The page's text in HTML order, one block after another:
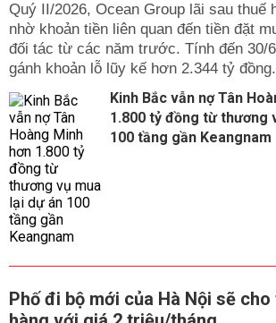
Quý II/2026, Ocean Group lãi sau thuế
nhờ khoản tiền liên quan đến tiền đặt
đối tác từ các năm trước. Tính đến 30/
gánh khoản lỗ lũy kế hơn 2.344 tỷ đồng.
Kinh Bắc vẫn nợ Tân
1.800 tỷ đồng từ thương
100 tầng gần Keangnam
Phố đi bộ mới của Hà Nội sẽ